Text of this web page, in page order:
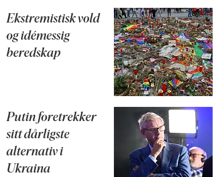
Ekstremistisk vold
og idémessig
beredskap
Putin foretrekker
sitt dårligste
alternativ i
Ukraina